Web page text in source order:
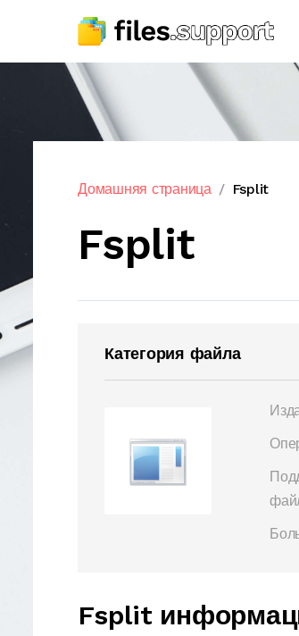
Домашняя страница Fsplit
Fsplit
Категория файла
Fsplit